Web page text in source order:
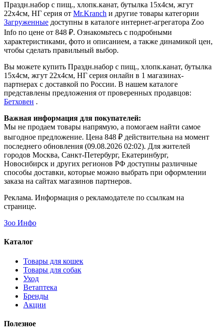
Праздн.набор с пищ., хлопк.канат, бутылка 15х4см, жгут
22х4см, НГ серия от Mr.Kranch и другие товары категории
Загруженные доступны в каталоге интернет-агрегатора Zoo
Info по цене от 848 ₽. Ознакомьтесь с подробными
характеристиками, фото и описанием, а также динамикой цен,
чтобы сделать правильный выбор.
Вы можете купить Праздн.набор с пищ., хлопк.канат, бутылка
15х4см, жгут 22х4см, НГ серия онлайн в 1 магазинах-
партнерах с доставкой по России. В нашем каталоге
представлены предложения от проверенных продавцов:
Бетховен .
Важная информация для покупателей:
Мы не продаем товары напрямую, а помогаем найти самое
выгодное предложение. Цена 848 ₽ действительна на момент
последнего обновления (09.08.2026 02:02). Для жителей
городов Москва, Санкт-Петербург, Екатеринбург,
Новосибирск и других регионов РФ доступны различные
способы доставки, которые можно выбрать при оформлении
заказа на сайтах магазинов партнеров.
Реклама. Информация о рекламодателе по ссылкам на
странице.
Зоо Инфо
Каталог
Товары для кошек
Товары для собак
Уход
Ветаптека
Бренды
Акции
Полезное